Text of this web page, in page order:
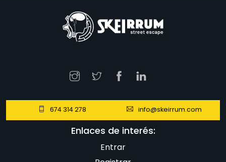
674 314 278 info@skeirrum.com
Enlaces de interés:
Entrar